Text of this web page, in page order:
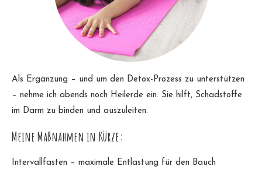
Als Ergänzung – und um den Detox-Prozess zu unterstützen
– nehme ich abends noch Heilerde ein. Sie hilft, Schadstoffe
im Darm zu binden und auszuleiten.
Meine Maßnahmen in Kürze:
Intervallfasten – maximale Entlastung für den Bauch